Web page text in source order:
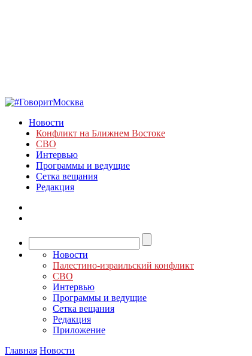
Новости
Конфликт на Ближнем Востоке
СВО
Интервью
Программы и ведущие
Сетка вещания
Редакция
Новости
Палестино-израильский конфликт
СВО
Интервью
Программы и ведущие
Сетка вещания
Редакция
Приложение
Главная Новости